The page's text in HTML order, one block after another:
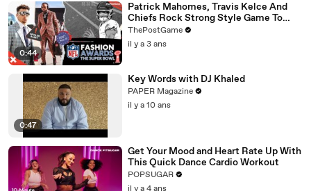
0:44
Patrick Mahomes, Travis Kelce And
Chiefs Rock Strong Style Game To
Super Bowl LVII
ThePostGame
il y a 3 ans
0:47
Key Words with DJ Khaled
PAPER Magazine
il y a 10 ans
Get Your Mood and Heart Rate Up With
This Quick Dance Cardio Workout
POPSUGAR